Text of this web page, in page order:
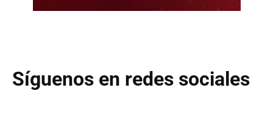
Síguenos en redes sociales